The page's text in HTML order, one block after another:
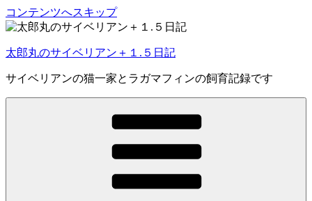
コンテンツへスキップ
太郎丸のサイベリアン＋１.５日記
サイベリアンの猫一家とラガマフィンの飼育記録です